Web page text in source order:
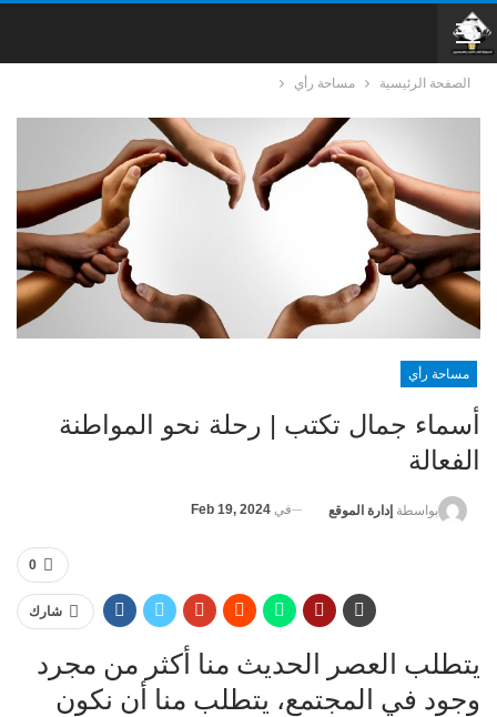
الصفحة الرئيسية مساحة رأي
مساحة رأي
أسماء جمال تكتب | رحلة نحو المواطنة
الفعالة
بواسطة إدارة الموقع في Feb 19, 2024
0
شارك
يتطلب العصر الحديث منا أكثر من مجرد
وجود في المجتمع، يتطلب منا أن نكون